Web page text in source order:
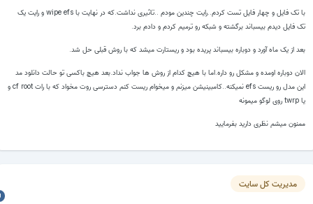
با تک فایل و چهار فایل تست کردم..رایت چندین مودم ..تاثیری نداشت.که در نهایت با wipe efs و رایت یک
فایل دیدم بیسباند برگشته و شبکه رو ترمیم کردم و دادم برد.
از یک ماه آورد و دوباره بیسباند پریده بود و ریستارت میشد که با روش قبلی حل شد.
دوباره اومده و مشکل رو داره.اما با هیچ کدام از روش ها جواب نداد.بعد هیچ باکسی تو حالت دانلود مد
این مدل رو ریست efs نمیکنه..کامبینیشن میزنم و میخوام ریست کنم دسترسی روت مخواد که با رات cf root و
میشم نظری دارید بفرمایید
مدیریت کل سایت